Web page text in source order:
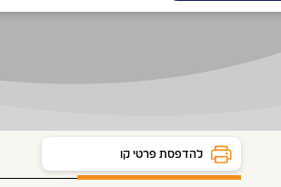
להדפסת פרטי קו
לוח זמנים ותחנות